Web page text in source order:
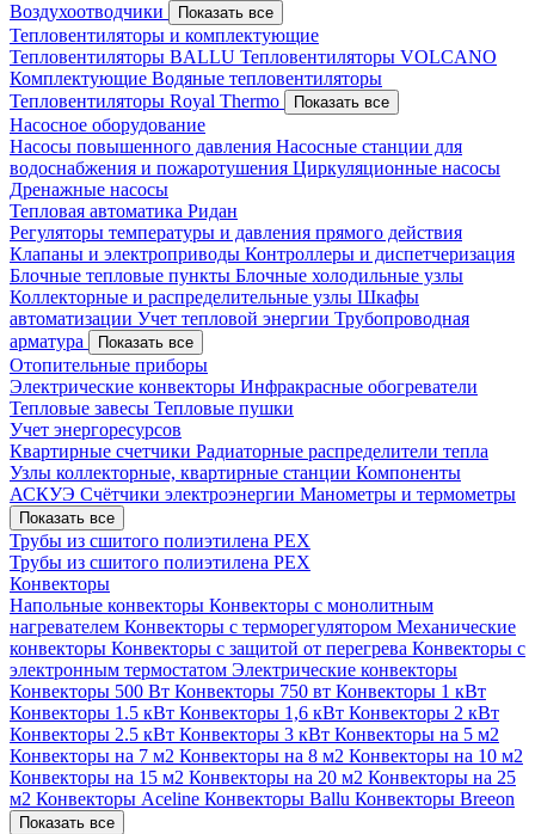
Воздухоотводчики
Показать все
Тепловентиляторы и комплектующие
Тепловентиляторы BALLU Тепловентиляторы VOLCANO
Комплектующие Водяные тепловентиляторы
Тепловентиляторы Royal Thermo
Показать все
Насосное оборудование
Насосы повышенного давления Насосные станции для
водоснабжения и пожаротушения Циркуляционные насосы
Дренажные насосы
Тепловая автоматика Ридан
Регуляторы температуры и давления прямого действия
Клапаны и электроприводы Контроллеры и диспетчеризация
Блочные тепловые пункты Блочные холодильные узлы
Коллекторные и распределительные узлы Шкафы
автоматизации Учет тепловой энергии Трубопроводная
арматура
Показать все
Отопительные приборы
Электрические конвекторы Инфракрасные обогреватели
Тепловые завесы Тепловые пушки
Учет энергоресурсов
Квартирные счетчики Радиаторные распределители тепла
Узлы коллекторные, квартирные станции Компоненты
АСКУЭ Счётчики электроэнергии Манометры и термометры
Показать все
Трубы из сшитого полиэтилена PEX
Трубы из сшитого полиэтилена PEX
Конвекторы
Напольные конвекторы Конвекторы с монолитным
нагревателем Конвекторы с терморегулятором Механические
конвекторы Конвекторы с защитой от перегрева Конвекторы с
электронным термостатом Электрические конвекторы
Конвекторы 500 Вт Конвекторы 750 вт Конвекторы 1 кВт
Конвекторы 1.5 кВт Конвекторы 1,6 кВт Конвекторы 2 кВт
Конвекторы 2.5 кВт Конвекторы 3 кВт Конвекторы на 5 м2
Конвекторы на 7 м2 Конвекторы на 8 м2 Конвекторы на 10 м2
Конвекторы на 15 м2 Конвекторы на 20 м2 Конвекторы на 25
м2 Конвекторы Aceline Конвекторы Ballu Конвекторы Breeon
Показать все